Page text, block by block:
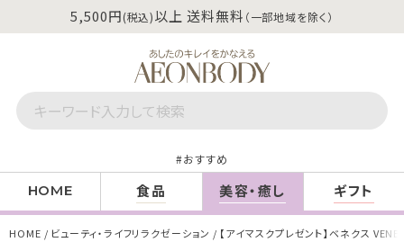
5,500円(税込)以上 送料無料 （一部地域を除く）
おすすめ
HOME 食品 美容・癒し ギフト
HOME ビューティ・ライフリラクゼーション
【アイマスクプレゼント】ベネクス